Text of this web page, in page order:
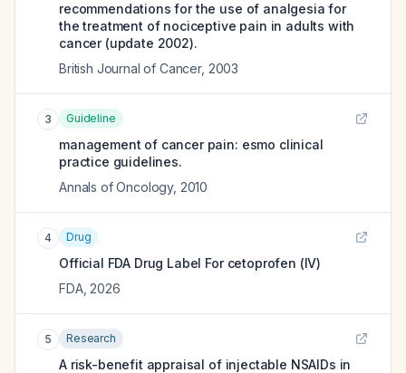
recommendations for the use of analgesia for
the treatment of nociceptive pain in adults with
cancer (update 2002).
British Journal of Cancer, 2003
3 Guideline
management of cancer pain: esmo clinical
practice guidelines.
Annals of Oncology, 2010
4 Drug
Official FDA Drug Label For cetoprofen (IV)
FDA, 2026
5 Research
A risk-benefit appraisal of injectable NSAIDs in